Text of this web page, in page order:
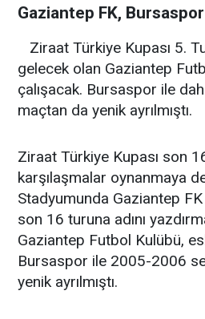
Gaziantep FK,
Ziraat Türkiye Kupası 5.
gelecek olan Gaziantep
çalışacak. Bursaspor ile
maçtan da yenik ayrılmıştı.
Ziraat Türkiye Kupası son
karşılaşmalar oynanmaya
Stadyumunda Gaziantep
son 16 turuna adını
Gaziantep Futbol Kulübü,
Bursaspor ile 2005-2006
yenik ayrılmıştı.